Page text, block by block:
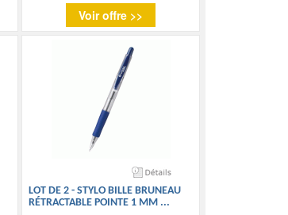
Voir offre >>
LOT DE 2 - STYLO BILLE BRUNEAU
RÉTRACTABLE POINTE 1 MM ...